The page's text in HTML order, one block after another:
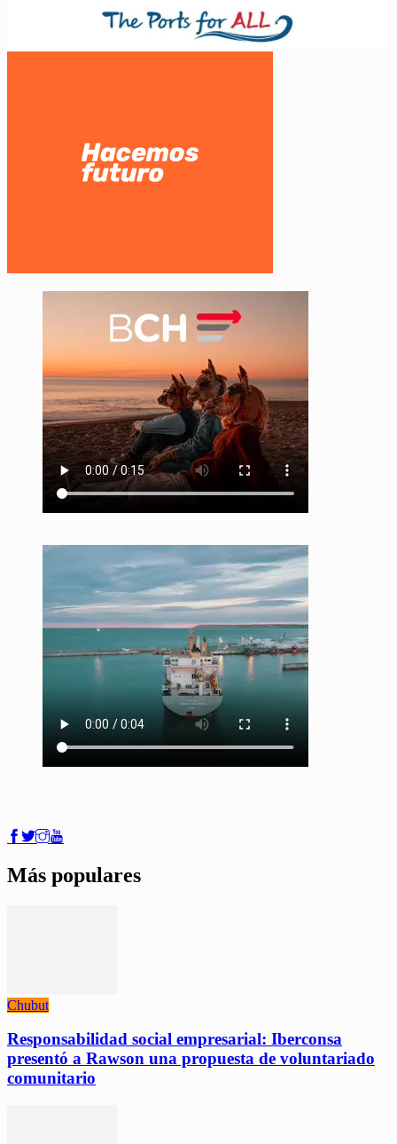
Más populares
Chubut
Responsabilidad social empresarial: Iberconsa
presentó a Rawson una propuesta de voluntariado
comunitario